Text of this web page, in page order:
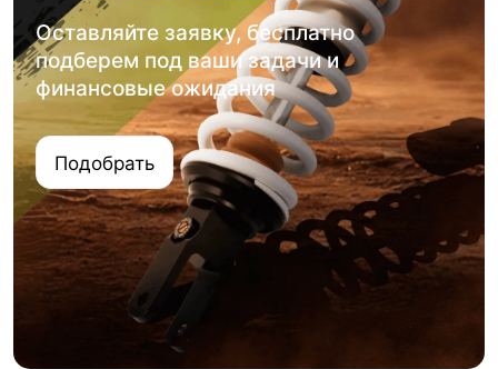
Оставляйте заявку, бесплатно
подберем под ваши задачи и
финансовые ожидания
Подобрать